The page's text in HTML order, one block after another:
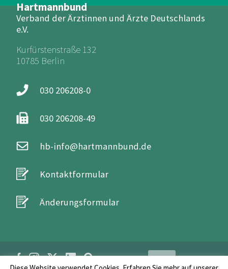
Hartmannbund
Verband der Ärztinnen und Ärzte Deutschlands
e.V.
Kurfürstenstraße 132
10785 Berlin
030 206208-0
030 206208-49
hb-info@hartmannbund.de
Kontaktformular
Änderungsformular
Login